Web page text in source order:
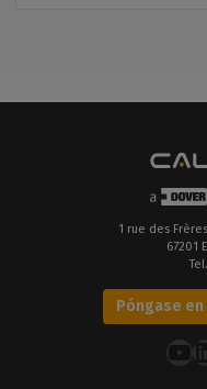
1 rue des
67201
Tel.
Póngase